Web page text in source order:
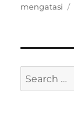
on
mengatasi
Search
for: